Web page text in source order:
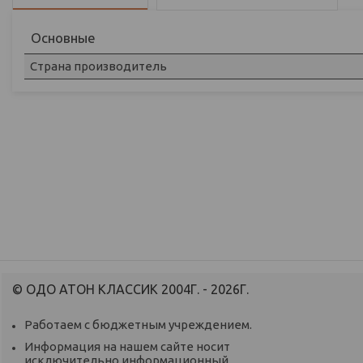
Основные
Страна производитель
© ОДО АТОН КЛАССИК 2004Г. - 2026Г.
Работаем с бюджетным учреждением.
Информация на нашем сайте носит
исключительно информационный